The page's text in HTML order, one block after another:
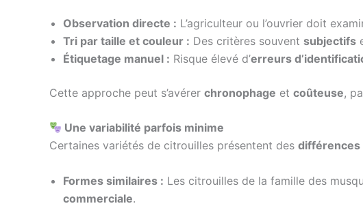
Observation directe : L’agriculteur ou l’ouvrier doit
Tri par taille et couleur : Des critères souvent subjectifs
Étiquetage manuel : Risque élevé d’erreurs
Cette approche peut s’avérer chronophage et coûteuse,
Une variabilité parfois minime
Certaines variétés de citrouilles présentent des différences
Formes similaires : Les citrouilles de la famille des
commerciale.